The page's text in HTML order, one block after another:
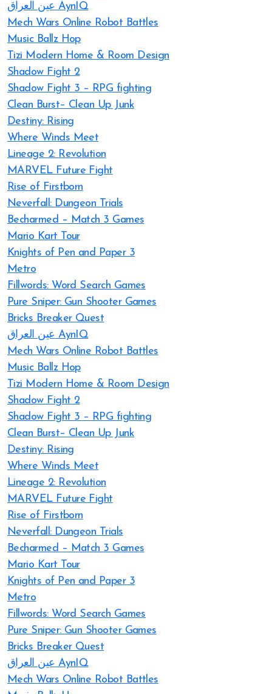
عين العراق AynIQ
Mech Wars Online Robot Battles
Music Ballz Hop
Tizi Modern Home & Room Design
Shadow Fight 2
Shadow Fight 3 – RPG fighting
Clean Burst– Clean Up Junk
Destiny: Rising
Where Winds Meet
Lineage 2: Revolution
MARVEL Future Fight
Rise of Firstborn
Neverfall: Dungeon Trials
Becharmed – Match 3 Games
Mario Kart Tour
Knights of Pen and Paper 3
Metro
Fillwords: Word Search Games
Pure Sniper: Gun Shooter Games
Bricks Breaker Quest
عين العراق AynIQ
Mech Wars Online Robot Battles
Music Ballz Hop
Tizi Modern Home & Room Design
Shadow Fight 2
Shadow Fight 3 – RPG fighting
Clean Burst– Clean Up Junk
Destiny: Rising
Where Winds Meet
Lineage 2: Revolution
MARVEL Future Fight
Rise of Firstborn
Neverfall: Dungeon Trials
Becharmed – Match 3 Games
Mario Kart Tour
Knights of Pen and Paper 3
Metro
Fillwords: Word Search Games
Pure Sniper: Gun Shooter Games
Bricks Breaker Quest
عين العراق AynIQ
Mech Wars Online Robot Battles